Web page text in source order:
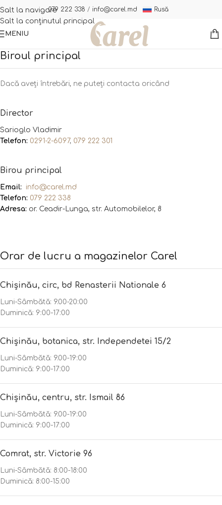
Salt la navigare
Salt la conținutul principal
079 222 338 / info@carel.md Rusă
MENIU
Biroul principal
Dacă aveți întrebări, ne puteți contacta oricând
Director
Sarioglo Vladimir
Telefon: 0291-2-6097, 079 222 301
Birou principal
Email:
info@carel.md
Telefon: 079 222 338
Adresa: or. Ceadir-Lunga, str. Automobilelor, 8
Orar de lucru a magazinelor Carel
Chișinău, circ, bd Renasterii Nationale 6
Luni-Sâmbătă: 9.00-20:00
Duminică: 9:00-17:00
Chișinău, botanica, str. Independetei 15/2
Luni-Sâmbătă: 9.00-19:00
Duminică: 9:00-17:00
Chișinău, centru, str. Ismail 86
Luni-Sâmbătă: 9.00-19:00
Duminică: 9:00-17:00
Comrat, str. Victorie 96
Luni-Sâmbătă: 8:00-18:00
Duminică: 8:00-15:00